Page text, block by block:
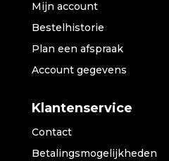
Mijn account
Bestelhistorie
Plan een afspraak
Account gegevens
Klantenservice
Contact
Betalingsmogelijkheden